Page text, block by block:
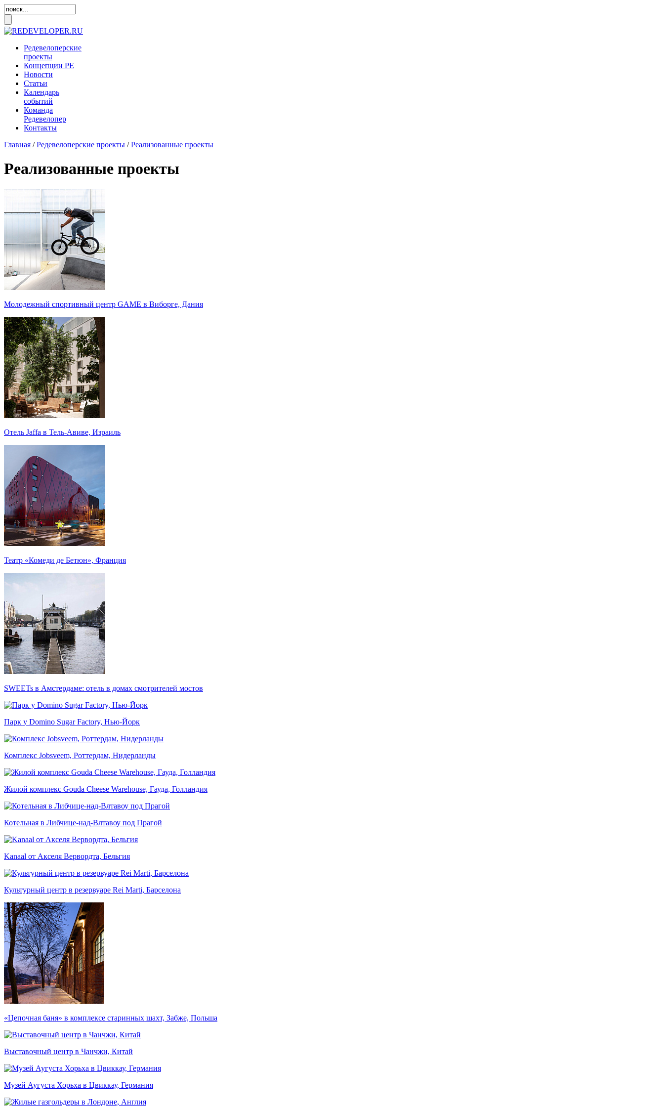
Редевелоперские
проекты
Концепции РЕ
Новости
Статьи
Календарь
событий
Команда
Редевелопер
Контакты
Главная /Редевелоперские проекты /Реализованные проекты
Реализованные проекты
Молодежный спортивный центр GAME в Виборге, Дания
Отель Jaffa в Тель-Авиве, Израиль
Театр «Комеди де Бетюн», Франция
SWEETs в Амстердаме: отель в домах смотрителей мостов
Парк у Domino Sugar Factory, Нью-Йорк
Комплекс Jobsveem, Роттердам, Нидерланды
Жилой комплекс Gouda Cheese Warehouse, Гауда, Голландия
Котельная в Либчице-над-Влтавоу под Прагой
Kanaal от Акселя Вервордта, Бельгия
Культурный центр в резервуаре Rei Marti, Барселона
«Цепочная баня» в комплексе старинных шахт, Забже, Польша
Выставочный центр в Чанчжи, Китай
Музей Аугуста Хорьха в Цвиккау, Германия